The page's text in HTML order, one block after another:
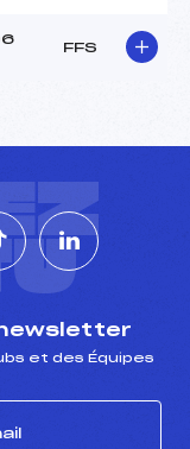
FFS
et des Équipes